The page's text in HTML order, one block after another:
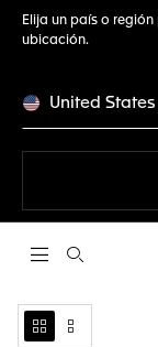
Elija un país o
ubicación.
United States
Abrir el